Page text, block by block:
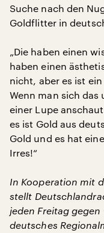
Suche nach den
Goldflitter in
„Die haben einen
haben einen
nicht, aber es ist
Wenn man sich
einer Lupe
es ist Gold aus
Gold und es hat
Irres!“
In Kooperation mit
stellt
jeden Freitag gegen
deutsches